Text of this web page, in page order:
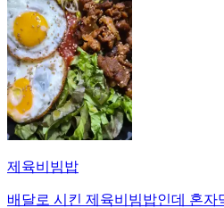
제육비빔밥
배달로 시킨 제육비빔밥인데 혼자